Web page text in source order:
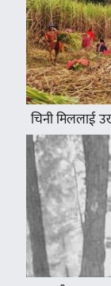
चिनी मिललाई